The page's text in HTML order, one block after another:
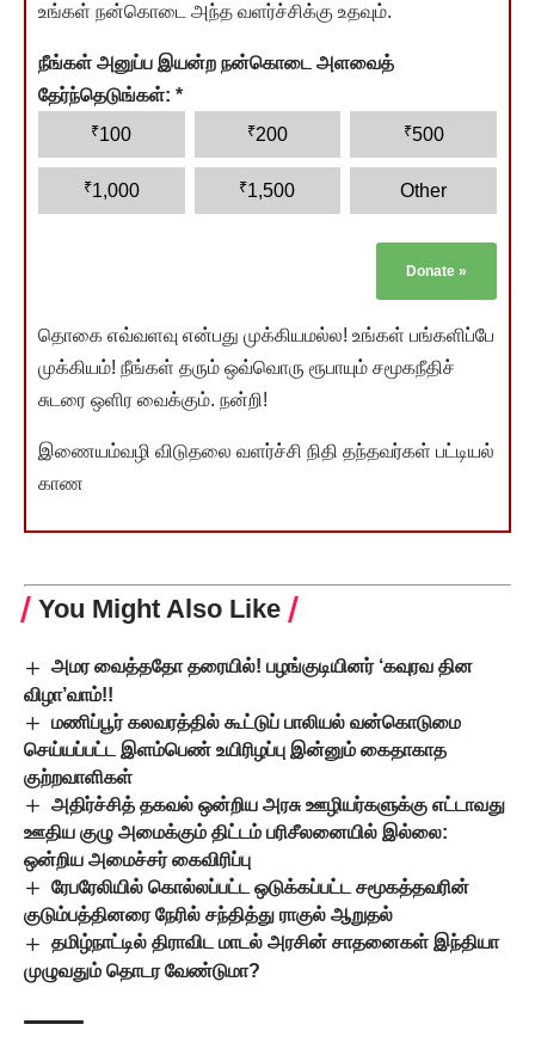
உங்கள் நன்கொடை அந்த வளர்ச்சிக்கு உதவும்.
நீங்கள் அனுப்ப இயன்ற நன்கொடை அளவைத்
தேர்ந்தெடுங்கள்: *
₹100 ₹200 ₹500
₹1,000 ₹1,500 Other
Donate »
தொகை எவ்வளவு என்பது முக்கியமல்ல! உங்கள் பங்களிப்பே
முக்கியம்! நீங்கள் தரும் ஒவ்வொரு ரூபாயும் சமூகநீதிச்
சுடரை ஒளிர வைக்கும். நன்றி!
இணையம்வழி விடுதலை வளர்ச்சி நிதி தந்தவர்கள் பட்டியல்
காண
You Might Also Like
அமர வைத்ததோ தரையில்! பழங்குடியினர் ‘கவுரவ தின
விழா’வாம்!!
மணிப்பூர் கலவரத்தில் கூட்டுப் பாலியல் வன்கொடுமை
செய்யப்பட்ட இளம்பெண் உயிரிழப்பு இன்னும் கைதாகாத
குற்றவாளிகள்
அதிர்ச்சித் தகவல் ஒன்றிய அரசு ஊழியர்களுக்கு எட்டாவது
ஊதிய குழு அமைக்கும் திட்டம் பரிசீலனையில் இல்லை:
ஒன்றிய அமைச்சர் கைவிரிப்பு
ரேபரேலியில் கொல்லப்பட்ட ஒடுக்கப்பட்ட சமூகத்தவரின்
குடும்பத்தினரை நேரில் சந்தித்து ராகுல் ஆறுதல்
தமிழ்நாட்டில் திராவிட மாடல் அரசின் சாதனைகள் இந்தியா
முழுவதும் தொடர வேண்டுமா?